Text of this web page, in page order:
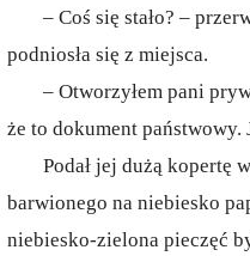
– Coś się stało? –
podniosła się z miejsca.
– Otworzyłem pani
że to dokument państwowy.
Podał jej dużą kopertę
barwionego na niebiesko
niebiesko-zielona pieczęć